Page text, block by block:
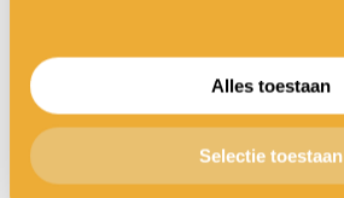
Alles toestaan
Selectie toestaan